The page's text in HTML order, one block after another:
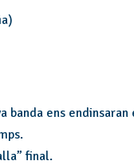
ens
final.